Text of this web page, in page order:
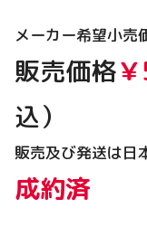
メーカー希望小
販売価格
込）
販売及び発送は日
成約済